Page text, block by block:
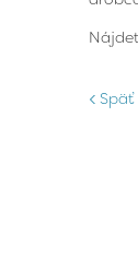
Späť